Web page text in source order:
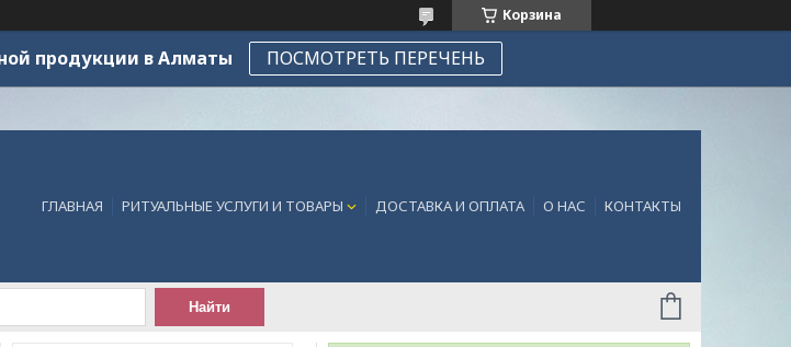
Корзина
продукции в Алматы ПОСМОТРЕТЬ ПЕРЕЧЕНЬ
ГЛАВНАЯ РИТУАЛЬНЫЕ УСЛУГИ И ТОВАРЫ ДОСТАВКА И ОПЛАТА О НАС КОНТАКТЫ
Найти